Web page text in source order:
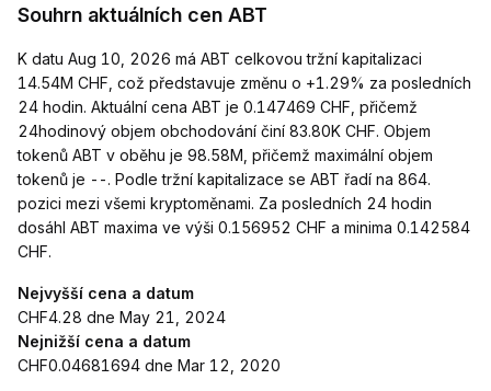
Souhrn aktuálních cen ABT
K datu Aug 10, 2026 má ABT celkovou tržní kapitalizaci
14.54M CHF, což představuje změnu o +1.29% za posledních
24 hodin. Aktuální cena ABT je 0.147469 CHF, přičemž
24hodinový objem obchodování činí 83.80K CHF. Objem
tokenů ABT v oběhu je 98.58M, přičemž maximální objem
tokenů je --. Podle tržní kapitalizace se ABT řadí na 864.
pozici mezi všemi kryptoměnami. Za posledních 24 hodin
dosáhl ABT maxima ve výši 0.156952 CHF a minima 0.142584
CHF.
Nejvyšší cena a datum
CHF4.28 dne May 21, 2024
Nejnižší cena a datum
CHF0.04681694 dne Mar 12, 2020